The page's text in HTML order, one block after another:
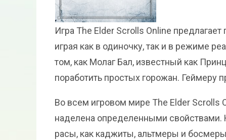
Игра The Elder Scrolls Online
играя как в одиночку, так и в режиме
том, как Молаг Бал, известный как
поработить простых горожан. Геймеру
Во всем игровом мире The Elder Scrolls
наделена определенными
расы, как каджиты, альтмеры и